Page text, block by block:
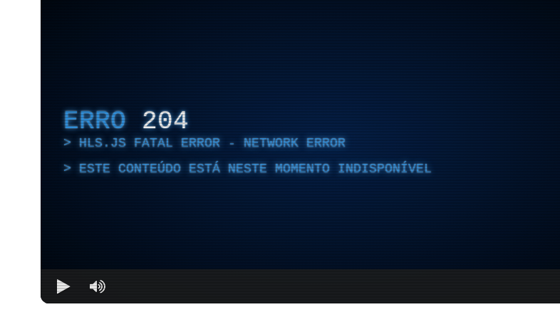
ERRO 204
HLS.JS FATAL ERROR - NETWORK ERROR
ESTE CONTEÚDO ESTÁ NESTE MOMENTO INDISPONÍVEL